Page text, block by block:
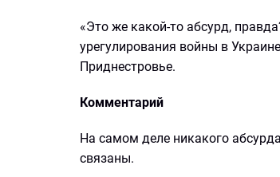
«Это же какой-то абсурд,
урегулирования войны в
Приднестровье.
Комментарий
На самом деле никакого
связаны.